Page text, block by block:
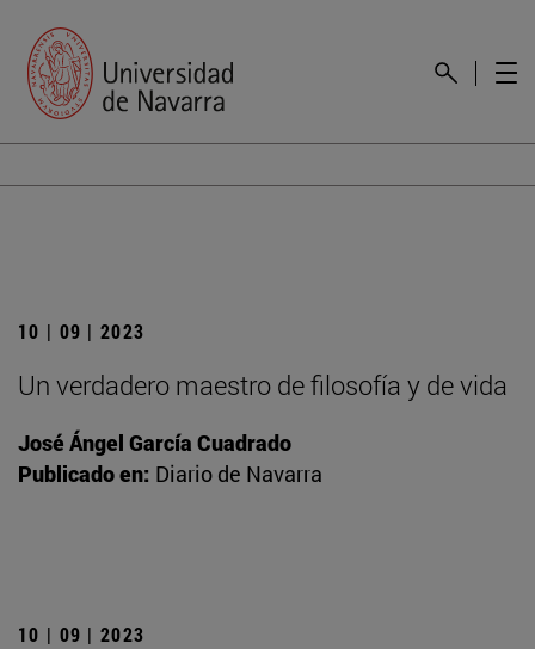
10 | 09 | 2023
Un verdadero maestro de filosofía y de vida
José Ángel García Cuadrado
Publicado en: Diario de Navarra
10 | 09 | 2023